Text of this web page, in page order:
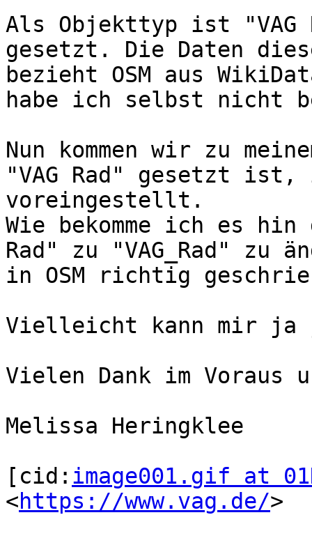
Als Objekttyp ist "VAG
gesetzt. Die Daten
bezieht OSM aus
habe ich selbst nicht
Nun kommen wir zu
"VAG Rad" gesetzt ist,
voreingestellt.
Wie bekomme ich es hin
Rad" zu "VAG_Rad" zu
in OSM richtig
Vielleicht kann mir ja
Vielen Dank im Voraus
Melissa Heringklee
[cid: image001.gif at
<https://www.vag.de/>